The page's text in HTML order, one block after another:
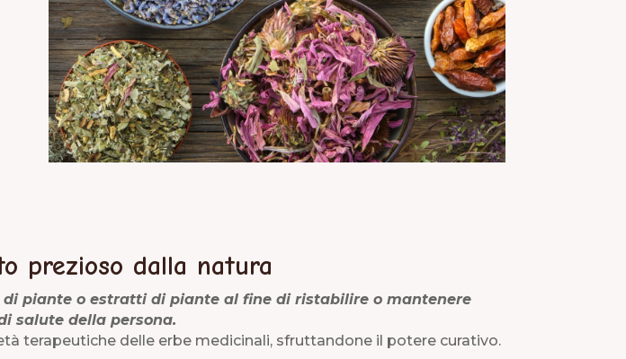
prezioso dalla natura
di piante o estratti di piante al fine di ristabilire o mantenere
salute della persona.
terapeutiche delle erbe medicinali, sfruttandone il potere curativo.